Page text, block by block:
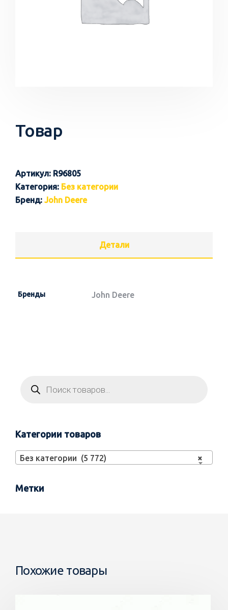
Товар
Артикул: R96805
Категория: Без категории
Бренд: John Deere
Детали
Бренды John Deere
Категории товаров
×
Без категории (5 772)
Метки
Похожие товары